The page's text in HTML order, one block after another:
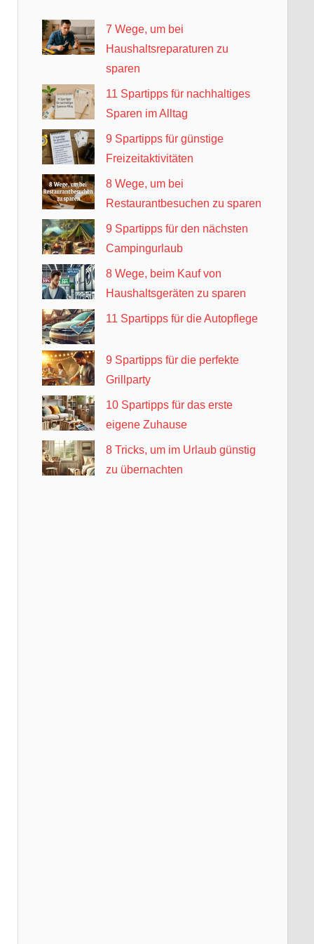
7 Wege, um bei
Haushaltsreparaturen zu
sparen
11 Spartipps für nachhaltiges
Sparen im Alltag
9 Spartipps für günstige
Freizeitaktivitäten
8 Wege, um bei
Restaurantbesuchen zu sparen
9 Spartipps für den nächsten
Campingurlaub
8 Wege, beim Kauf von
Haushaltsgeräten zu sparen
11 Spartipps für die Autopflege
9 Spartipps für die perfekte
Grillparty
10 Spartipps für das erste
eigene Zuhause
8 Tricks, um im Urlaub günstig
zu übernachten